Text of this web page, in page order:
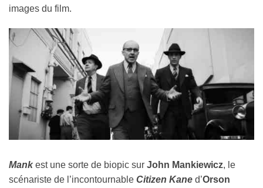
images du film.
Mankest une sorte de biopic sur John Mankiewicz, le
scénariste de l’incontournable Citizen Kane d’Orson